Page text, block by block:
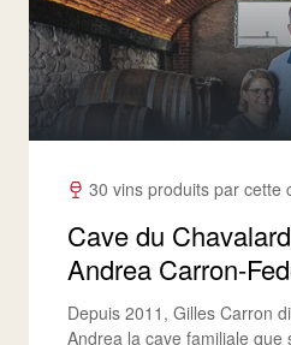
30 vins produits par cette
Cave du
Andrea Carron-
Depuis 2011, Gilles Carron
Andrea la cave familiale que